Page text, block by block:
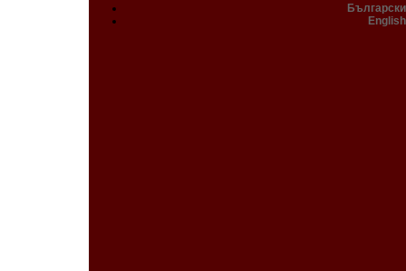
Български
English